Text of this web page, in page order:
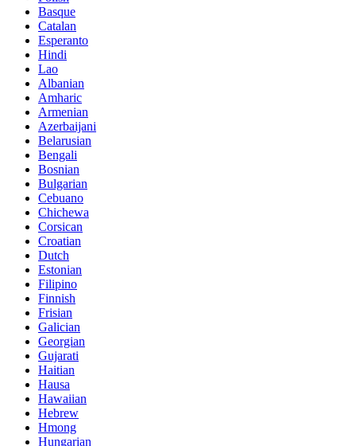
Basque
Catalan
Esperanto
Hindi
Lao
Albanian
Amharic
Armenian
Azerbaijani
Belarusian
Bengali
Bosnian
Bulgarian
Cebuano
Chichewa
Corsican
Croatian
Dutch
Estonian
Filipino
Finnish
Frisian
Galician
Georgian
Gujarati
Haitian
Hausa
Hawaiian
Hebrew
Hmong
Hungarian